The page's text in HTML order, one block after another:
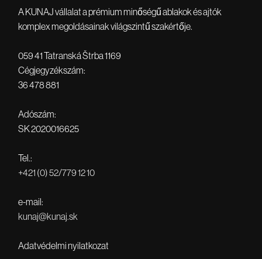
A KUNAJ vállalat a prémium minőségű ablakok és ajtók
komplex megoldásainak világszintű szakértője.
059 41 Tatranská Štrba 1169
Cégjegyzékszám:
36 478 881
Adószám:
SK 2020016625
Tel.:
+421 (0) 52/779 12 10
e-mail:
kunaj@kunaj.sk
Adatvédelmi nyilatkozat